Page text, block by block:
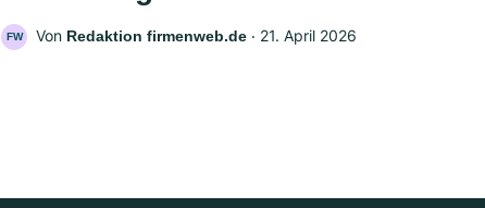
FW Von Redaktion firmenweb.de ‧ 21. April 2026